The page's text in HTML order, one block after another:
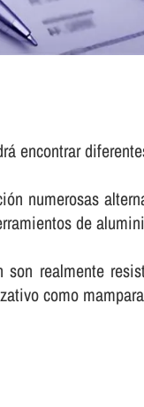
encontrar
numerosas
de
realmente
como